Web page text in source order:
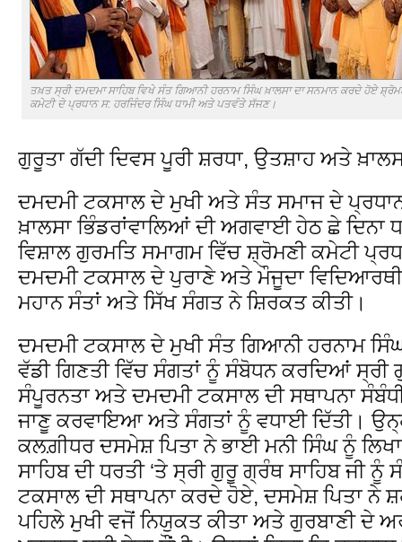
ਤਖ਼ਤ ਸ੍ਰੀ ਦਮਦਮਾ ਸਾਹਿਬ ਵਿਖੇ ਸੰਤ ਗਿਆਨੀ ਹਰਨਾਮ ਸਿੰਘ ਖ਼ਾਲਸਾ ਦਾ ਸਨਮਾਨ ਕਰਦੇ ਹੋਏ
ਕਮੇਟੀ ਦੇ ਪ੍ਰਧਾਨ ਸ: ਹਰਜਿੰਦਰ ਸਿੰਘ ਧਾਮੀ ਅਤੇ ਪਤਵੰਤੇ ਸੱਜਣ।
ਗੁਰੂਤਾ ਗੱਦੀ ਦਿਵਸ ਪੂਰੀ ਸ਼ਰਧਾ, ਉਤਸ਼ਾਹ ਅਤੇ
ਦਮਦਮੀ ਟਕਸਾਲ ਦੇ ਮੁਖੀ ਅਤੇ ਸੰਤ ਸਮਾਜ ਦੇ
ਖ਼ਾਲਸਾ ਭਿੰਡਰਾਂਵਾਲਿਆਂ ਦੀ ਅਗਵਾਈ ਹੇਠ ਛੇ ਦਿਨਾ
ਵਿਸ਼ਾਲ ਗੁਰਮਤਿ ਸਮਾਗਮ ਵਿੱਚ ਸ਼੍ਰੋਮਣੀ ਕਮੇਟੀ
ਦਮਦਮੀ ਟਕਸਾਲ ਦੇ ਪੁਰਾਣੇ ਅਤੇ ਮੌਜੂਦਾ
ਮਹਾਨ ਸੰਤਾਂ ਅਤੇ ਸਿੱਖ ਸੰਗਤ ਨੇ ਸ਼ਿਰਕਤ ਕੀਤੀ।
ਦਮਦਮੀ ਟਕਸਾਲ ਦੇ ਮੁਖੀ ਸੰਤ ਗਿਆਨੀ ਹਰਨਾਮ
ਵੱਡੀ ਗਿਣਤੀ ਵਿੱਚ ਸੰਗਤਾਂ ਨੂੰ ਸੰਬੋਧਨ ਕਰਦਿਆਂ ਸ੍ਰੀ
ਸੰਪੂਰਨਤਾ ਅਤੇ ਦਮਦਮੀ ਟਕਸਾਲ ਦੀ ਸਥਾਪਨਾ
ਜਾਣੂ ਕਰਵਾਇਆ ਅਤੇ ਸੰਗਤਾਂ ਨੂੰ ਵਧਾਈ ਦਿੱਤੀ।
ਕਲਗ਼ੀਧਰ ਦਸਮੇਸ਼ ਪਿਤਾ ਨੇ ਭਾਈ ਮਨੀ ਸਿੰਘ ਨੂੰ
ਸਾਹਿਬ ਦੀ ਧਰਤੀ ‘ਤੇ ਸ੍ਰੀ ਗੁਰੂ ਗ੍ਰੰਥ ਸਾਹਿਬ ਜੀ
ਟਕਸਾਲ ਦੀ ਸਥਾਪਨਾ ਕਰਦੇ ਹੋਏ, ਦਸਮੇਸ਼ ਪਿਤਾ ਨੇ
ਪਹਿਲੇ ਮੁਖੀ ਵਜੋਂ ਨਿਯੁਕਤ ਕੀਤਾ ਅਤੇ ਗੁਰਬਾਣੀ ਦੇ